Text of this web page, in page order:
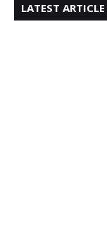
LATEST ARTICLE